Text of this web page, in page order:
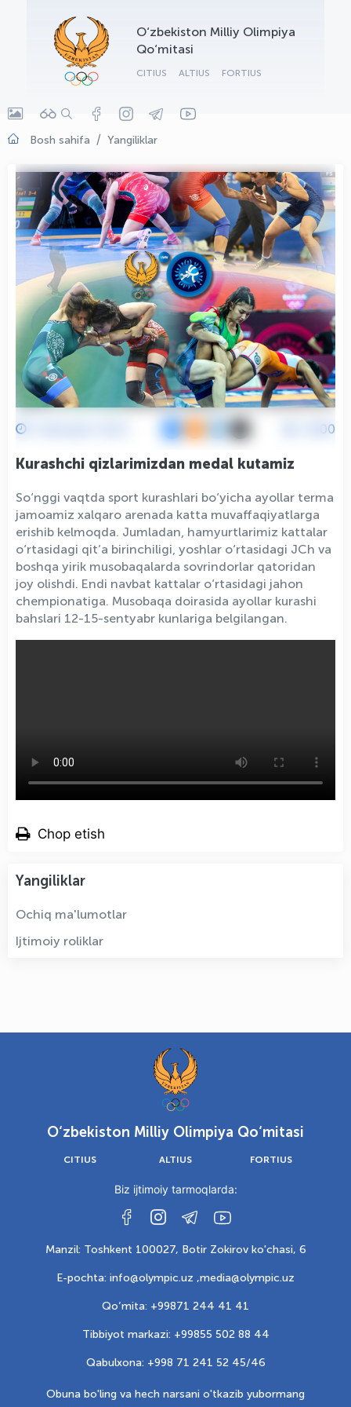
O‘zbekiston Milliy Olimpiya
Qo‘mitasi
CITIUS ALTIUS FORTIUS
Bosh sahifa Yangiliklar
2800
Kurashchi qizlarimizdan medal kutamiz
So‘nggi vaqtda sport kurashlari bo‘yicha ayollar terma
jamoamiz xalqaro arenada katta muvaffaqiyatlarga
erishib kelmoqda. Jumladan, hamyurtlarimiz kattalar
o‘rtasidagi qit’a birinchiligi, yoshlar o‘rtasidagi JCh va
boshqa yirik musobaqalarda sovrindorlar qatoridan
joy olishdi. Endi navbat kattalar o‘rtasidagi jahon
chempionatiga. Musobaqa doirasida ayollar kurashi
bahslari 12-15-sentyabr kunlariga belgilangan.
Chop etish
Yangiliklar
Ochiq ma'lumotlar
Ijtimoiy roliklar
O‘zbekiston Milliy Olimpiya Qo‘mitasi
CITIUS ALTIUS FORTIUS
Biz ijtimoiy tarmoqlarda:
Manzil: Toshkent 100027, Botir Zokirov ko'chasi, 6
E-pochta: info@olympic.uz ,media@olympic.uz
Qo‘mita: +99871 244 41 41
Tibbiyot markazi: +99855 502 88 44
Qabulxona: +998 71 241 52 45/46
Obuna bo'ling va hech narsani o'tkazib yubormang
OLYMPCHIK AI - yordamchi
Onlayn · olympic.uz